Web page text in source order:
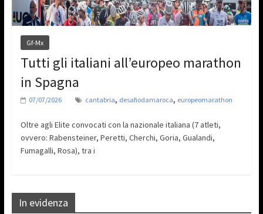
Gf-Mx
Tutti gli italiani all’europeo marathon
in Spagna
07/07/2026 cantabria, desafiodamaroca, europeomarathon
Oltre agli Elite convocati con la nazionale italiana (7 atleti,
ovvero: Rabensteiner, Peretti, Cherchi, Goria, Gualandi,
Fumagalli, Rosa), tra i
In evidenza